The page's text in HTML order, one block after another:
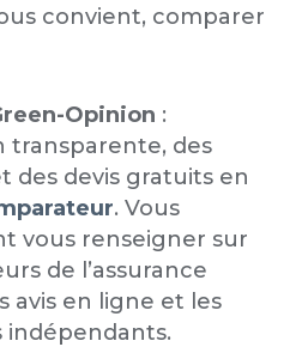
convient, comparer
Opinion :
transparente, des
des devis gratuits en
. Vous
vous renseigner sur
de l’assurance
avis en ligne et les
indépendants.